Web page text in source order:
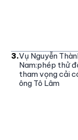
3.Vụ Nguyễn
Nam:phép thử
tham vọng cải
ông Tô Lâm